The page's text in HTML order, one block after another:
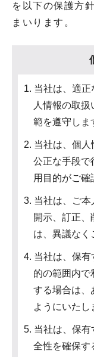
を以下の保護方
まいります。
1. 当社は、適
人情報の取
範を遵守しま
2. 当社は、個
公正な手段で
用目的がご確
3. 当社は、ご
開示、訂正、
は、異議なく
4. 当社は、保有
的の範囲内で
する場合は、
ようにいたし
5. 当社は、保
全性を確保す